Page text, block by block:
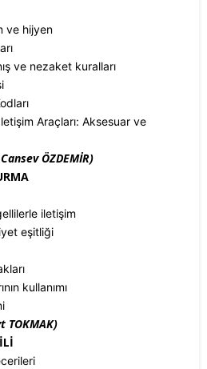
ve hijyen
ve nezaket kuralları
Araçları: Aksesuar ve
ÖZDEMİR)
iletişim
eşitliği
kullanımı
TOKMAK)